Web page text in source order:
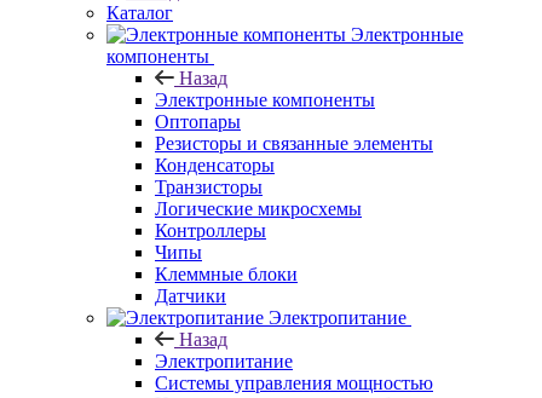
Каталог
Электронные
компоненты
Назад
Электронные компоненты
Оптопары
Резисторы и связанные элементы
Конденсаторы
Транзисторы
Логические микросхемы
Контроллеры
Чипы
Клеммные блоки
Датчики
Электропитание
Назад
Электропитание
Системы управления мощностью